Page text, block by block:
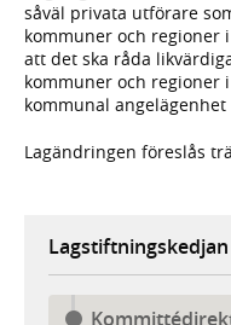
såväl privata utförare
kommuner och regioner
att det ska råda
kommuner och regioner
kommunal
Lagändringen föreslås
Lagstiftningskedjan